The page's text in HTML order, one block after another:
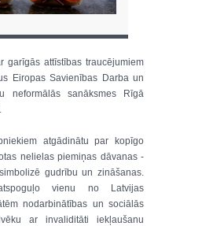
garīgās attīstības traucējumiem
Eiropas Savienības Darba un
neformālās sanāksmes Rīgā
atgādinātu par kopīgo
nelielas piemiņas dāvanas -
gudrību un zināšanas.
vienu no Latvijas
nodarbinātības un sociālās
ar invaliditāti iekļaušanu